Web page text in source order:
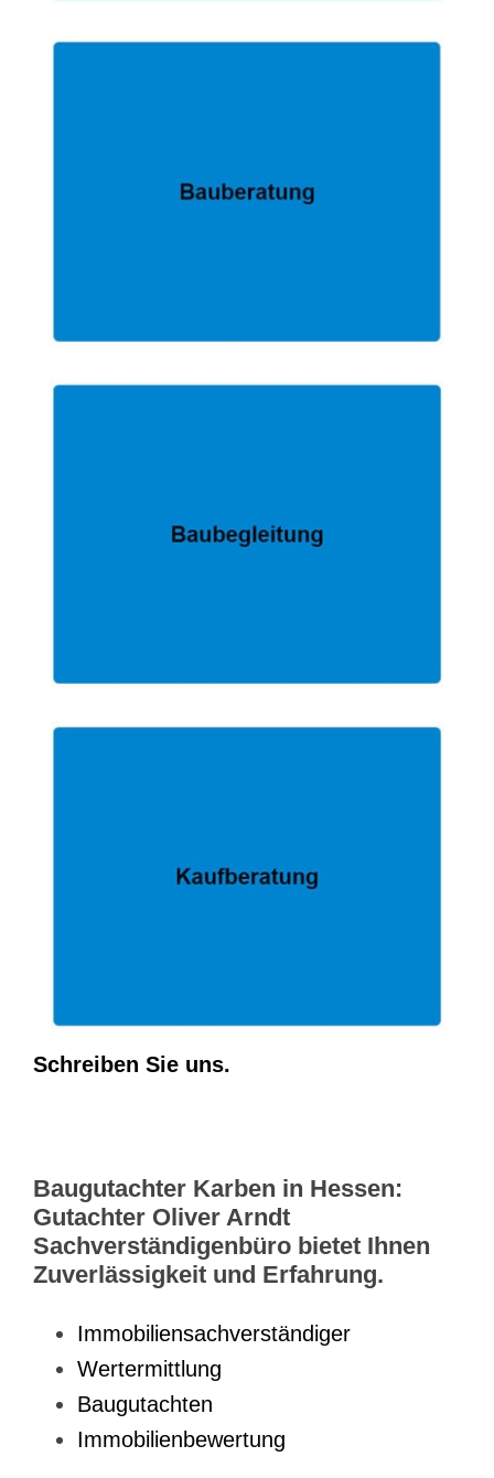
Schreiben Sie uns.
Baugutachter Karben in Hessen:
Gutachter Oliver Arndt
Sachverständigenbüro bietet Ihnen
Zuverlässigkeit und Erfahrung.
Immobiliensachverständiger
Wertermittlung
Baugutachten
Immobilienbewertung